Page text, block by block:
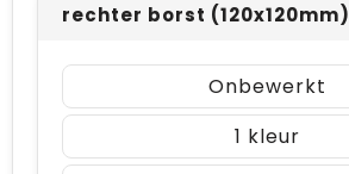
rechter borst (120x120mm)
Onbewerkt
1